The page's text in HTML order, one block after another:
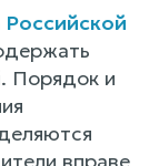
Порядок и
вправе